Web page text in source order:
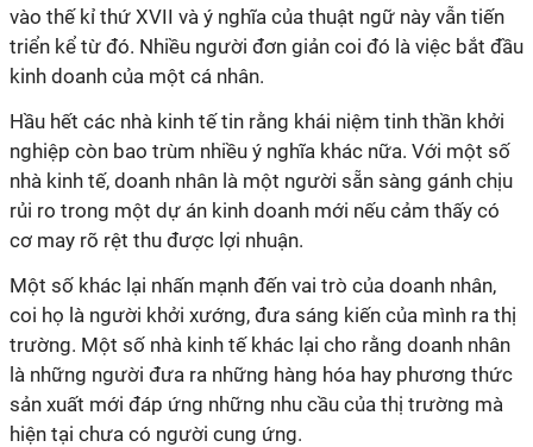
vào thế kỉ thứ XVII và ý nghĩa của thuật ngữ này vẫn tiến
triển kể từ đó. Nhiều người đơn giản coi đó là việc bắt đầu
kinh doanh của một cá nhân.
Hầu hết các nhà kinh tế tin rằng khái niệm tinh thần khởi
nghiệp còn bao trùm nhiều ý nghĩa khác nữa. Với một số
nhà kinh tế, doanh nhân là một người sẵn sàng gánh chịu
rủi ro trong một dự án kinh doanh mới nếu cảm thấy có
cơ may rõ rệt thu được lợi nhuận.
Một số khác lại nhấn mạnh đến vai trò của doanh nhân,
coi họ là người khởi xướng, đưa sáng kiến của mình ra thị
trường. Một số nhà kinh tế khác lại cho rằng doanh nhân
là những người đưa ra những hàng hóa hay phương thức
sản xuất mới đáp ứng những nhu cầu của thị trường mà
hiện tại chưa có người cung ứng.